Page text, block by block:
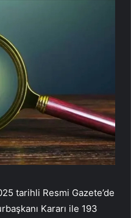
tarihli Resmi Gazete’de
Kararı ile 193